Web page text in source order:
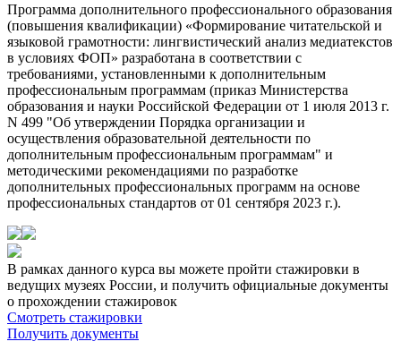
Программа дополнительного профессионального образования
(повышения квалификации) «Формирование читательской и
языковой грамотности: лингвистический анализ медиатекстов
в условиях ФОП» разработана в соответствии с
требованиями, установленными к дополнительным
профессиональным программам (приказ Министерства
образования и науки Российской Федерации от 1 июля 2013 г.
N 499 "Об утверждении Порядка организации и
осуществления образовательной деятельности по
дополнительным профессиональным программам" и
методическими рекомендациями по разработке
дополнительных профессиональных программ на основе
профессиональных стандартов от 01 сентября 2023 г.).
В рамках данного курса вы можете пройти стажировки в
ведущих музеях России, и получить официальные документы
о прохождении стажировок
Смотреть стажировки
Получить документы